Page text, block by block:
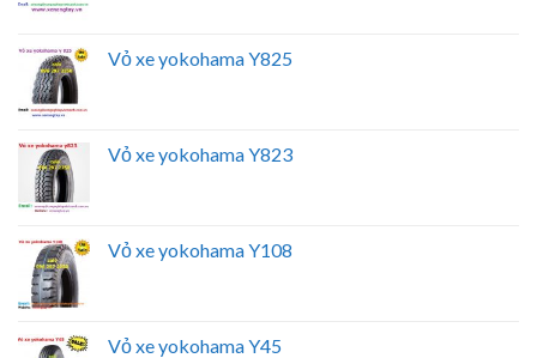
Vỏ xe yokohama Y825
Vỏ xe yokohama Y823
Vỏ xe yokohama Y108
Vỏ xe yokohama Y45